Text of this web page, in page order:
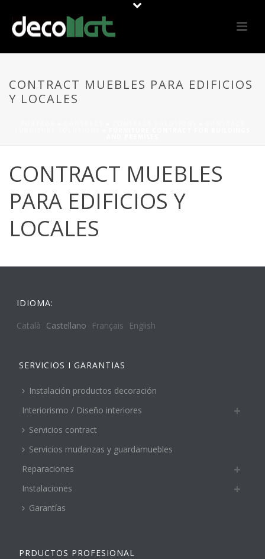
CONTRACT MUEBLES PARA EDIFICIOS
Y LOCALES
CONTRACT MUEBLES
PARA EDIFICIOS Y
LOCALES
IDIOMA:
Català Castellano Français English
SERVICIOS I GARANTIAS
Instalación productos decoración
Interiorismo / Diseño interiores
Servicios contract
Servicios mudanzas y guardamuebles
Reparaciones
Instalaciones
Garantías
PRDUCTOS PROFESIONAL